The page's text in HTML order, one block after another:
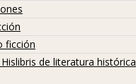
ficción
de literatura histórica